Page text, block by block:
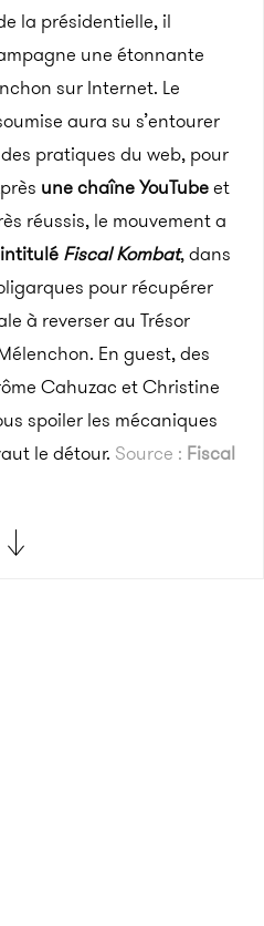
la présidentielle, il
une étonnante
sur Internet. Le
aura su s’entourer
pratiques du web, pour
une chaîne YouTubeet
réussis, le mouvement a
Fiscal Kombat, dans
pour récupérer
à reverser au Trésor
En guest, des
Cahuzac et Christine
spoiler les mécaniques
le détour. Source : Fiscal